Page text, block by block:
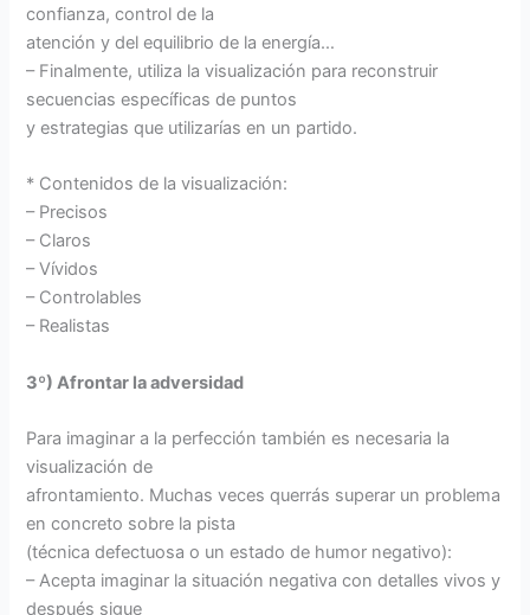
confianza, control de la
atención y del equilibrio de la energía…
– Finalmente, utiliza la visualización para reconstruir
secuencias específicas de puntos
y estrategias que utilizarías en un partido.
* Contenidos de la visualización:
– Precisos
– Claros
– Vívidos
– Controlables
– Realistas
3º) Afrontar la adversidad
Para imaginar a la perfección también es necesaria la
visualización de
afrontamiento. Muchas veces querrás superar un problema
en concreto sobre la pista
(técnica defectuosa o un estado de humor negativo):
– Acepta imaginar la situación negativa con detalles vivos y
después sigue